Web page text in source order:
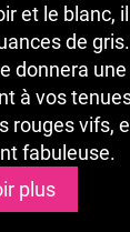
et le blanc,
de
donnera
à vos
rouges vifs,
fabuleuse.
plus